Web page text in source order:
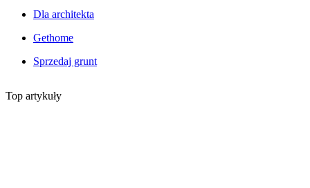
Dla architekta
Gethome
Sprzedaj grunt
Top artykuły